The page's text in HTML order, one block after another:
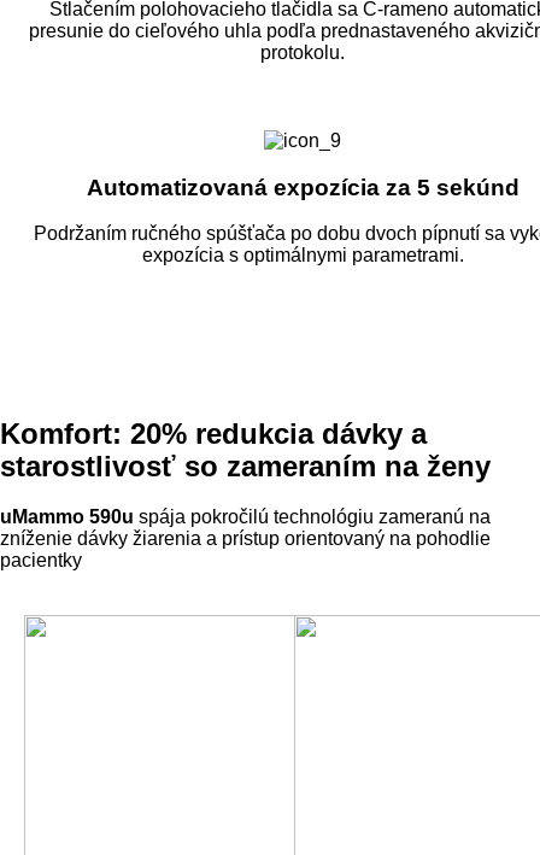
Stlačením polohovacieho tlačidla sa C-rameno
presunie do cieľového uhla podľa prednastaveného
protokolu.
Automatizovaná expozícia za 5 sekúnd
Podržaním ručného spúšťača po dobu dvoch pípnutí sa
expozícia s optimálnymi parametrami.
Komfort: 20% redukcia dávky a
starostlivosť so zameraním na ženy
uMammo 590u spája pokročilú technológiu zameranú na
zníženie dávky žiarenia a prístup orientovaný na pohodlie
pacientky